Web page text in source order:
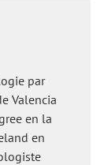
par
Valencia
en la
en